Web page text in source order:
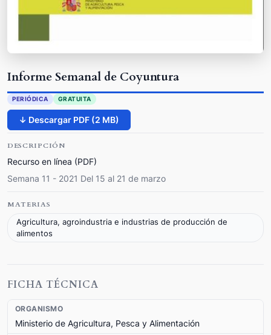
Informe Semanal de Coyuntura
PERIÓDICA GRATUITA
↓ Descargar PDF (2 MB)
DESCRIPCIÓN
Recurso en línea (PDF)
Semana 11 - 2021 Del 15 al 21 de marzo
MATERIAS
Agricultura, agroindustria e industrias de producción de
alimentos
FICHA TÉCNICA
ORGANISMO
Ministerio de Agricultura, Pesca y Alimentación